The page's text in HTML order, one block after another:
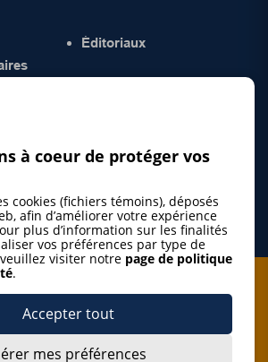
Éditoriaux
à l'infolettre
à coeur de protéger vos
cookies (fichiers témoins), déposés
afin d’améliorer votre expérience
plus d’information sur les finalités
vos préférences par type de
visiter notre page de politique
.
Accepter tout
mes préférences